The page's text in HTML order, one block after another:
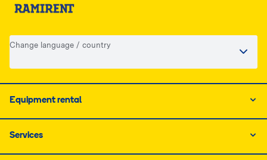
Change language / country
Equipment rental
Services